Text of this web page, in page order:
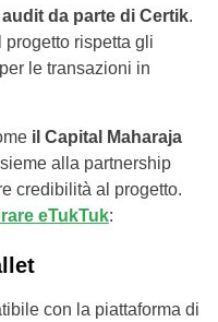
da parte di Certik.
rispetta gli
le transazioni in
il Capital Maharaja
alla partnership
credibilità al progetto.
eTukTuk:
con la piattaforma di